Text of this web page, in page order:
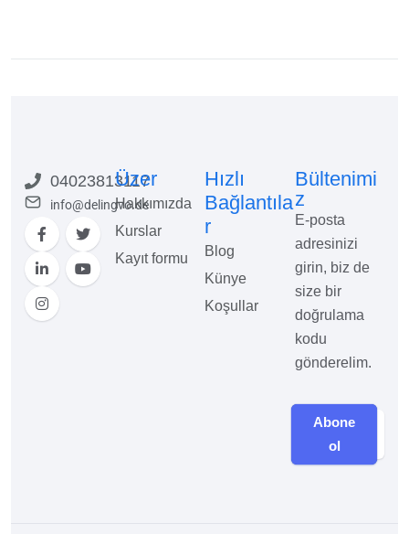
04023813117
info@delingvo.de
Üzer
Hakkımızda
Kurslar
Kayıt formu
Hızlı
Bağlantıla
r
Blog
Künye
Koşullar
Bültenimi
z
E-posta
adresinizi
girin, biz de
size bir
doğrulama
kodu
gönderelim.
Abone
ol